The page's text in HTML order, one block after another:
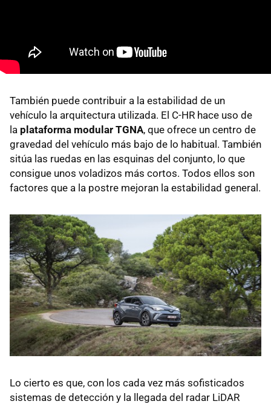
También puede contribuir a la estabilidad de un
vehículo la arquitectura utilizada. El C-HR hace uso de
la plataforma modular TGNA, que ofrece un centro de
gravedad del vehículo más bajo de lo habitual. También
sitúa las ruedas en las esquinas del conjunto, lo que
consigue unos voladizos más cortos. Todos ellos son
factores que a la postre mejoran la estabilidad general.
Lo cierto es que, con los cada vez más sofisticados
sistemas de detección y la llegada del radar LiDAR